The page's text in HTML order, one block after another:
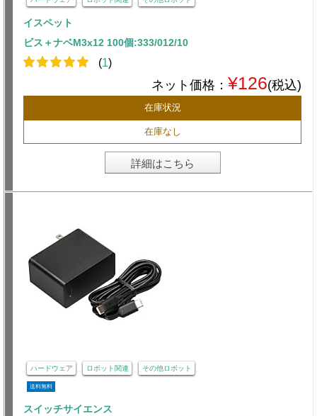
イスペット
ビス＋ナベM3x12 100個:333/012/10
(1)
ネット価格： ¥126(税込)
在庫状況
在庫なし
詳細はこちら
ハードウェア ロボット関連 その他ロボット
送料無料
スイッチサイエンス